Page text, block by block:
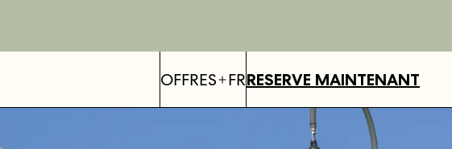
OFFRES FRRESERVE MAINTENANT